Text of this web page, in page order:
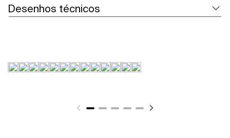
Desenhos técnicos